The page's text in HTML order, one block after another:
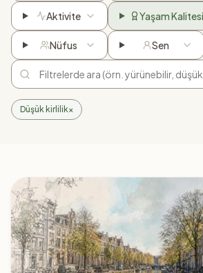
Aktivite Yaşam Kalitesi
Nüfus Sen
Düşük kirlilik×
Amsterdam